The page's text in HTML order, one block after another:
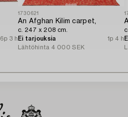
6p 3 h
1730621
An Afghan Kilim carpet,
c. 247 x 208 cm.
Ei tarjouksia
1p 4 h
Lähtöhinta 4 000 SEK